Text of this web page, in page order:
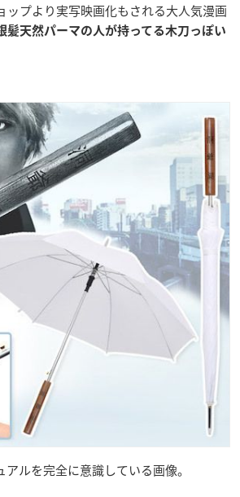
ップより実写映画化もされる大人気漫画
髪天然パーマの人が持ってる木刀っぽい
ルを完全に意識している画像。